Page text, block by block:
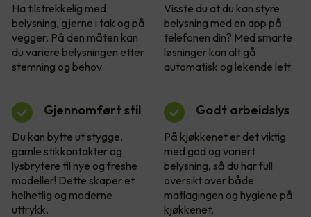
Ha tilstrekkelig med
belysning, gjerne i tak og på
vegger. På den måten kan
du variere belysningen etter
stemning og behov.
Visste du at du kan styre
belysning med en app på
telefonen din? Med smarte
løsninger kan alt gå
automatisk og lekende lett.
Gjennomført stil
Du kan bytte ut stygge,
gamle stikkontakter og
lysbrytere til nye og freshe
modeller! Dette skaper et
helhetlig og moderne
uttrykk.
Godt arbeidslys
På kjøkkenet er det viktig
med god og variert
belysning, så du har full
oversikt over både
matlagingen og hygiene på
kjøkkenet.